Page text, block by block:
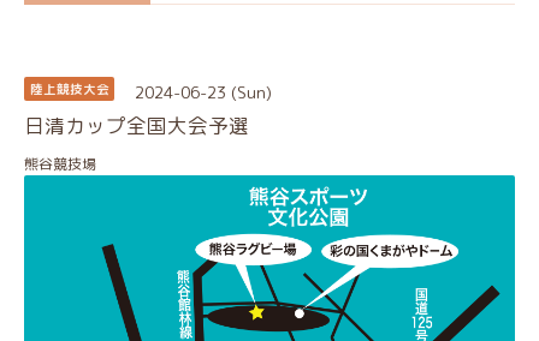
陸上競技大会 2024-06-23 (Sun)
日清カップ全国大会予選
熊谷競技場